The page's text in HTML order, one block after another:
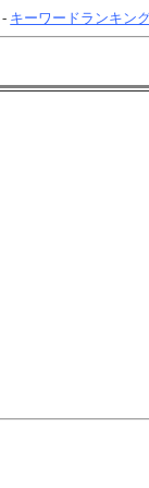
- キーワードランキン